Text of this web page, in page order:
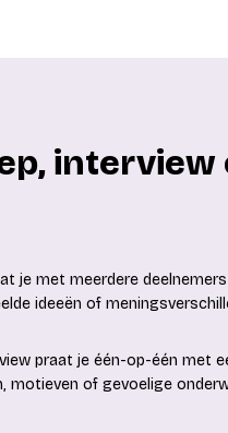
je met meerdere
ideeën of
praat je één-op-één met
motieven of gevoelige